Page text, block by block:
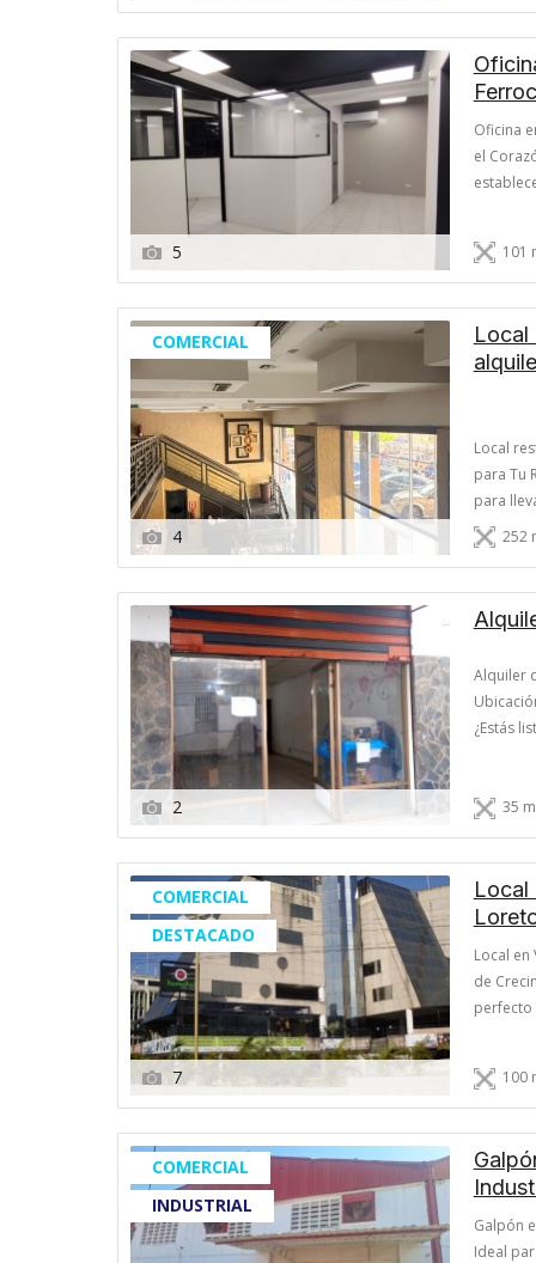
5
Oficina
el
101
COMERCIAL
4
Local
Local
para Tu
para
la
252
2
Alquiler
¿Estás
35
COMERCIAL
DESTACADO
7
Local
Local
de
perfecto
100
COMERCIAL
INDUSTRIAL
Galpón
Ideal